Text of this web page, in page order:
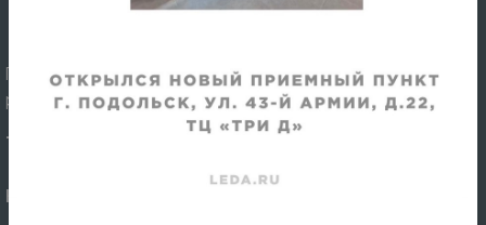
По всем вопросам, в том числе по вопросам
работы приемных пунктов химчистки, звоните:
+7 (495) 120-02-84
— По всем вопросам
НАШИ СОЦСЕТИ